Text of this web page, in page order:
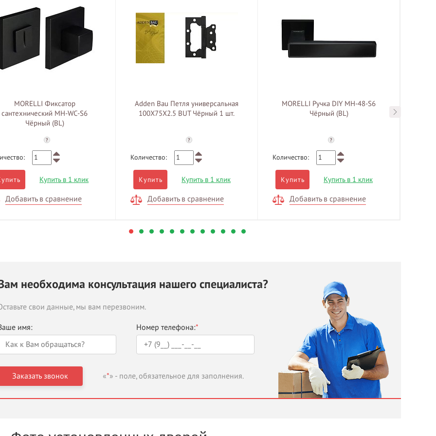
MORELLI Фиксатор
сантехнический MH-WC-S6
Чёрный (BL)
?
Купить в 1 клик
Добавить в сравнение
Adden Bau Петля универсальная
100X75X2.5 BUT Чёрный 1 шт.
?
Количество:
Купить Купить в 1 клик
Добавить в сравнение
MORELLI Ручка DIY MH-48-S6
Чёрный (BL)
?
Количество:
Купить Купить в 1 клик
Добавить в сравнение
необходима консультация нашего специалиста?
свои данные, мы вам перезвоним.
имя: Номер телефона:*
«*» - поле, обязательное для заполнения.